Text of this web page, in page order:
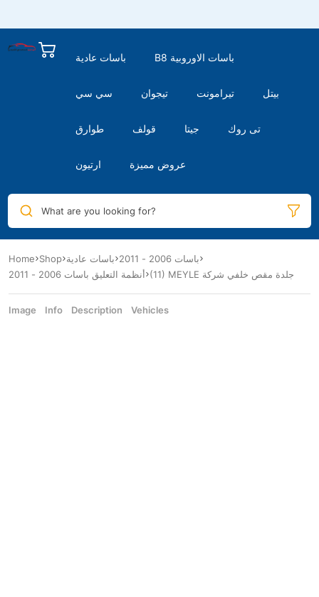
باسات عادية B8 باسات الاوروبية
سي سي تيجوان تيرامونت بيتل
طوارق قولف جيتا تى روك
ارتيون عروض مميزة
What are you looking for?
Home Shop باسات عادية
باسات 2006 - 2011
أنظمة التعليق باسات 2006 - 2011
(11) MEYLE جلدة مقص خلفي شركة
Image Info Description Vehicles